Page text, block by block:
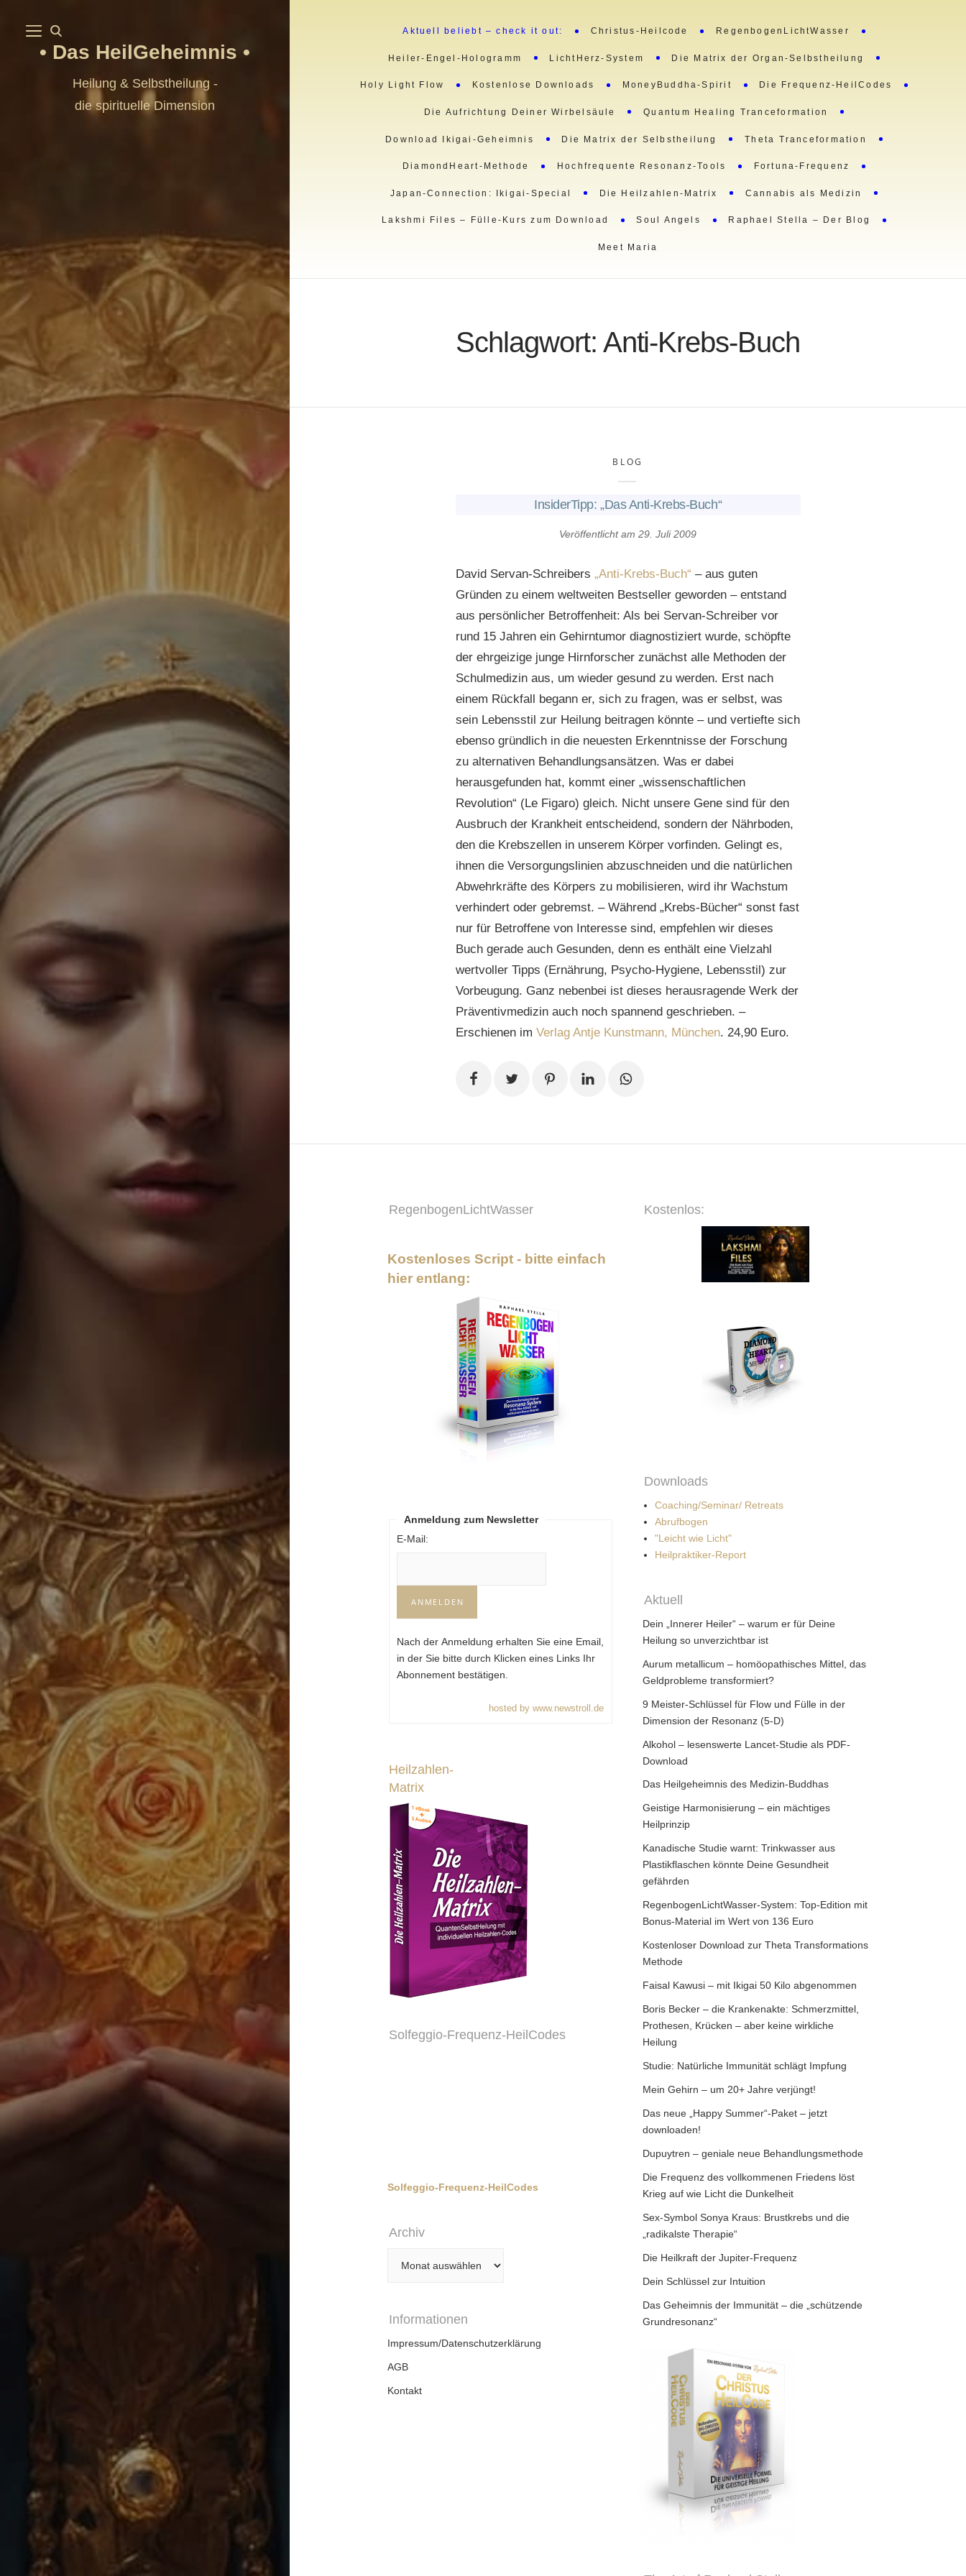
Das HeilGeheimnis
Heilung & Selbstheilung -
die spirituelle Dimension
Aktuell beliebt – check it out: Christus-Heilcode RegenbogenLichtWasser
Heiler-Engel-Hologramm LichtHerz-System Die Matrix der Organ-Selbstheilung
Holy Light Flow Kostenlose Downloads MoneyBuddha-Spirit Die Frequenz-HeilCodes
Die Aufrichtung Deiner Wirbelsäule Quantum Healing Tranceformation
Download Ikigai-Geheimnis Die Matrix der Selbstheilung Theta Tranceformation
DiamondHeart-Methode Hochfrequente Resonanz-Tools Fortuna-Frequenz
Japan-Connection: Ikigai-Special Die Heilzahlen-Matrix Cannabis als Medizin
Lakshmi Files – Fülle-Kurs zum Download Soul Angels Raphael Stella – Der Blog
Meet Maria
Schlagwort: Anti-Krebs-Buch
BLOG
InsiderTipp: „Das Anti-Krebs-Buch“
Veröffentlicht am29. Juli 2009
David Servan-Schreibers „Anti-Krebs-Buch“ – aus guten
Gründen zu einem weltweiten Bestseller geworden – entstand
aus persönlicher Betroffenheit: Als bei Servan-Schreiber vor
rund 15 Jahren ein Gehirntumor diagnostiziert wurde, schöpfte
der ehrgeizige junge Hirnforscher zunächst alle Methoden der
Schulmedizin aus, um wieder gesund zu werden. Erst nach
einem Rückfall begann er, sich zu fragen, was er selbst, was
sein Lebensstil zur Heilung beitragen könnte – und vertiefte sich
ebenso gründlich in die neuesten Erkenntnisse der Forschung
zu alternativen Behandlungsansätzen. Was er dabei
herausgefunden hat, kommt einer „wissenschaftlichen
Revolution“ (Le Figaro) gleich. Nicht unsere Gene sind für den
Ausbruch der Krankheit entscheidend, sondern der Nährboden,
den die Krebszellen in unserem Körper vorfinden. Gelingt es,
ihnen die Versorgungslinien abzuschneiden und die natürlichen
Abwehrkräfte des Körpers zu mobilisieren, wird ihr Wachstum
verhindert oder gebremst. – Während „Krebs-Bücher“ sonst fast
nur für Betroffene von Interesse sind, empfehlen wir dieses
Buch gerade auch Gesunden, denn es enthält eine Vielzahl
wertvoller Tipps (Ernährung, Psycho-Hygiene, Lebensstil) zur
Vorbeugung. Ganz nebenbei ist dieses herausragende Werk der
Präventivmedizin auch noch spannend geschrieben. –
Erschienen im Verlag Antje Kunstmann, München. 24,90 Euro.
RegenbogenLichtWasser
Kostenloses Script - bitte einfach
hier entlang:
Anmeldung zum Newsletter
E-Mail:
Nach der Anmeldung erhalten Sie eine Email,
in der Sie bitte durch Klicken eines Links Ihr
Abonnement bestätigen.
hosted by www.newstroll.de
Heilzahlen-
Matrix
Solfeggio-Frequenz-HeilCodes
Solfeggio-Frequenz-HeilCodes
Archiv
Informationen
Impressum/Datenschutzerklärung
AGB
Kontakt
Kostenlos:
Downloads
Coaching/Seminar/ Retreats
Abrufbogen
"Leicht wie Licht"
Heilpraktiker-Report
Aktuell
Dein „Innerer Heiler“ – warum er für Deine
Heilung so unverzichtbar ist
Aurum metallicum – homöopathisches Mittel, das
Geldprobleme transformiert?
9 Meister-Schlüssel für Flow und Fülle in der
Dimension der Resonanz (5-D)
Alkohol – lesenswerte Lancet-Studie als PDF-
Download
Das Heilgeheimnis des Medizin-Buddhas
Geistige Harmonisierung – ein mächtiges
Heilprinzip
Kanadische Studie warnt: Trinkwasser aus
Plastikflaschen könnte Deine Gesundheit
gefährden
RegenbogenLichtWasser-System: Top-Edition mit
Bonus-Material im Wert von 136 Euro
Kostenloser Download zur Theta Transformations
Methode
Faisal Kawusi – mit Ikigai 50 Kilo abgenommen
Boris Becker – die Krankenakte: Schmerzmittel,
Prothesen, Krücken – aber keine wirkliche
Heilung
Studie: Natürliche Immunität schlägt Impfung
Mein Gehirn – um 20+ Jahre verjüngt!
Das neue „Happy Summer“-Paket – jetzt
downloaden!
Dupuytren – geniale neue Behandlungsmethode
Die Frequenz des vollkommenen Friedens löst
Krieg auf wie Licht die Dunkelheit
Sex-Symbol Sonya Kraus: Brustkrebs und die
„radikalste Therapie“
Die Heilkraft der Jupiter-Frequenz
Dein Schlüssel zur Intuition
Das Geheimnis der Immunität – die „schützende
Grundresonanz“